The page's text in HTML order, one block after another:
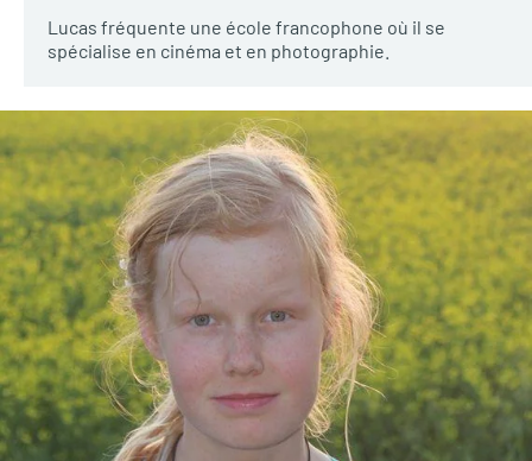
Lucas fréquente une école francophone où il se
spécialise en cinéma et en photographie.